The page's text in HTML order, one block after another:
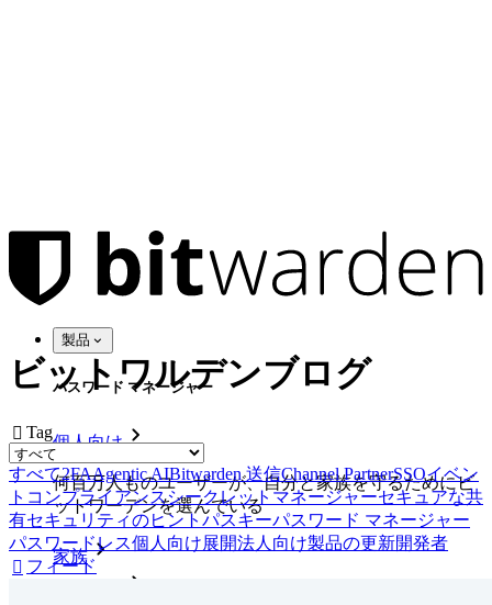
製品
パスワード マネージャー
個人向け
何百万人ものユーザーが、自分と家族を守るためにビ
ットワーデンを選んでいる
家族
ビットワルデンブログ
 Tag
すべて2FAAgentic AIBitwarden 送信Channel PartnerSSOイベン
ト コンプライアンスシークレットマネージャーセキュアな共
有セキュリティのヒント パスキーパスワード マネージャー
パスワードレス個人向け展開法人向け製品の更新開発者
 フィード